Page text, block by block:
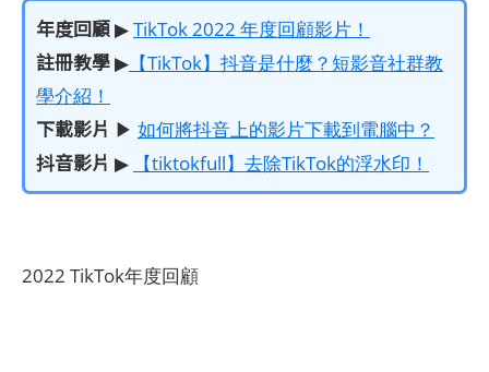
年度回顧▶TikTok 2022 年度回顧影片！
註冊教學▶ 【TikTok】抖音是什麼？短影音社群教
學介紹！
下載影片 ▶ 如何將抖音上的影片下載到電腦中？
抖音影片 ▶ 【tiktokfull】去除TikTok的浮水印！
2022 TikTok年度回顧